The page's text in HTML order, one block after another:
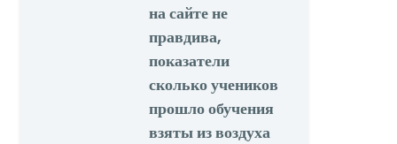
на сайте не
правдива,
показатели
сколько учеников
прошло обучения
взяты из воздуха